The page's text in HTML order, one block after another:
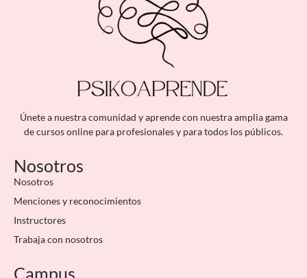
Únete a nuestra comunidad y aprende con nuestra amplia gama
de cursos online para profesionales y para todos los públicos.
Nosotros
Nosotros
Menciones y reconocimientos
Instructores
Trabaja con nosotros
Campus